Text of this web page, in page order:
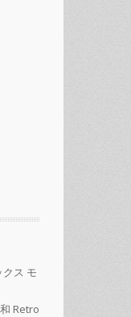
ス モ
Retro